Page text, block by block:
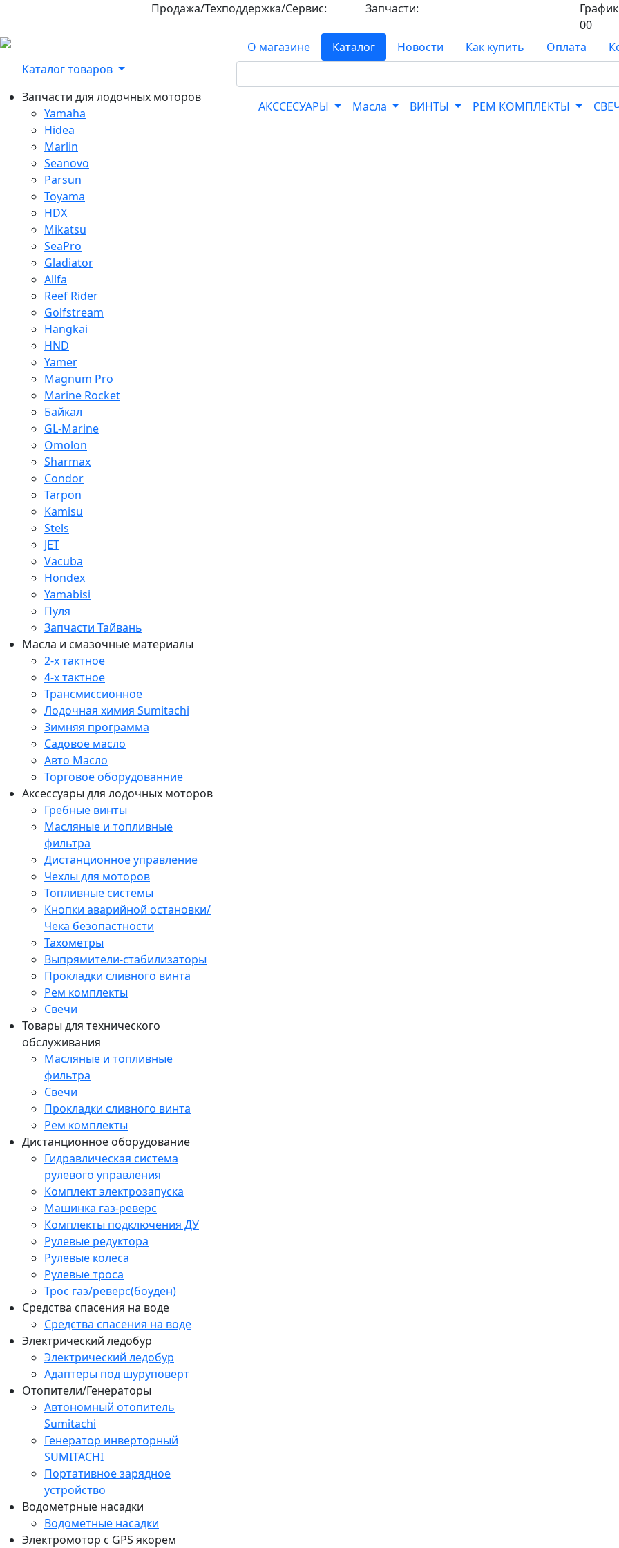
Продажа/Техподдержка/Сервис: Запчасти:
00
Каталог товаров
Запчасти для лодочных моторов
Yamaha
Hidea
Marlin
Seanovo
Parsun
Toyama
HDX
Mikatsu
SeaPro
Gladiator
Allfa
Reef Rider
Golfstream
Hangkai
HND
Yamer
Magnum Pro
Marine Rocket
Байкал
GL-Marine
Omolon
Sharmax
Condor
Tarpon
Kamisu
Stels
JET
Vacuba
Hondex
Yamabisi
Пуля
Запчасти Тайвань
Масла и смазочные материалы
2-х тактное
4-х тактное
Трансмиссионное
Лодочная химия Sumitachi
Зимняя программа
Садовое масло
Авто Масло
Торговое оборудованние
Аксессуары для лодочных моторов
Гребные винты
Масляные и топливные
фильтра
Дистанционное управление
Чехлы для моторов
Топливные системы
Кнопки аварийной остановки/
Чека безопастности
Тахометры
Выпрямители-стабилизаторы
Прокладки сливного винта
Рем комплекты
Свечи
Товары для технического
обслуживания
Масляные и топливные
фильтра
Свечи
Прокладки сливного винта
Рем комплекты
Дистанционное оборудование
Гидравлическая система
рулевого управления
Комплект электрозапуска
Машинка газ-реверс
Комплекты подключения ДУ
Рулевые редуктора
Рулевые колеса
Рулевые троса
Трос газ/реверс(боуден)
Средства спасения на воде
Средства спасения на воде
Электрический ледобур
Электрический ледобур
Адаптеры под шуруповерт
Отопители/Генераторы
Автономный отопитель
Sumitachi
Генератор инверторный
SUMITACHI
Портативное зарядное
устройство
Водометрные насадки
Водометные насадки
Электромотор c GPS якорем
О магазине Каталог Новости Как купить Оплата
АКССЕСУАРЫ Масла ВИНТЫ РЕМ КОМПЛЕКТЫ